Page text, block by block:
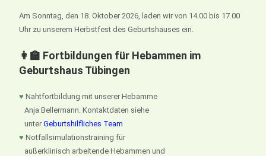
Am Sonntag, den 18. Oktober 2026, laden wir von 14.00 bis 17.00
Uhr zu unserem Herbstfest des Geburtshauses ein.
👩‍🏫 Fortbildungen für Hebammen im
Geburtshaus Tübingen
♥ Nahtfortbildung mit unserer Hebamme
Anja Bellermann. Kontaktdaten siehe
unterGeburtshilfliches Team
♥ Notfallsimulationstraining für
außerklinisch arbeitende Hebammen und